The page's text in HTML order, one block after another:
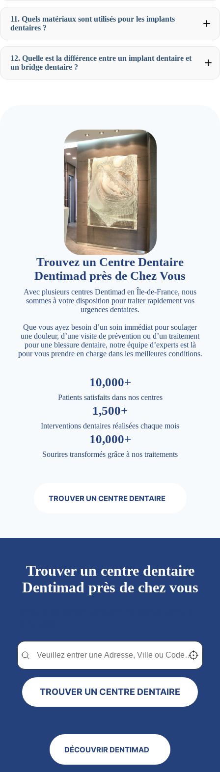
11. Quels matériaux sont utilisés pour les implants
dentaires ?
12. Quelle est la différence entre un implant dentaire et
un bridge dentaire ?
Trouvez un Centre Dentaire
Dentimad près de Chez Vous
Avec plusieurs centres Dentimad en Île-de-France, nous
sommes à votre disposition pour traiter rapidement vos
urgences dentaires.
Que vous ayez besoin d’un soin immédiat pour soulager
une douleur, d’une visite de prévention ou d’un traitement
pour une blessure dentaire, notre équipe d’experts est là
pour vous prendre en charge dans les meilleures conditions.
10,000+
Patients satisfaits dans nos centres
1,500+
Interventions dentaires réalisées chaque mois
10,000+
Sourires transformés grâce à nos traitements
TROUVER UN CENTRE DENTAIRE
Trouver un centre dentaire
Dentimad près de chez vous
Trouver un centre dentaire Dentimad près de
Trouver un centre dentaire Dentimad près de chez vous Localisez-
TROUVER UN CENTRE DENTAIRE
DÉCOUVRIR DENTIMAD